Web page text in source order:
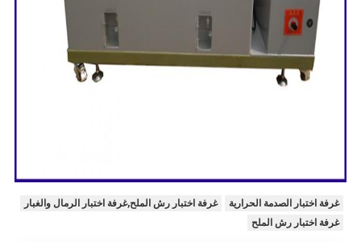
غرفة اختبار الصدمة الحرارية
غرفة اختبار رش الملح,غرفة اختبار الرمال والغبار
غرفة اختبار رش الملح